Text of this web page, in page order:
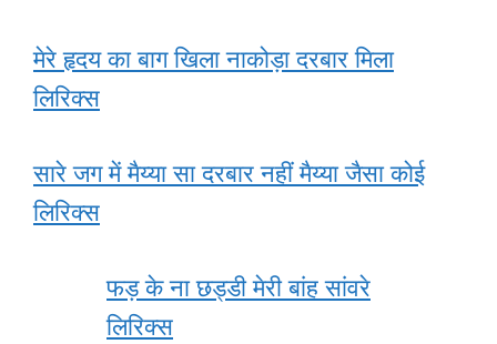
मेरे हृदय का बाग खिला नाकोड़ा दरबार मिला
लिरिक्स
सारे जग में मैय्या सा दरबार नहीं मैय्या जैसा कोई
लिरिक्स
फड़ के ना छड्डी मेरी बांह सांवरे
लिरिक्स